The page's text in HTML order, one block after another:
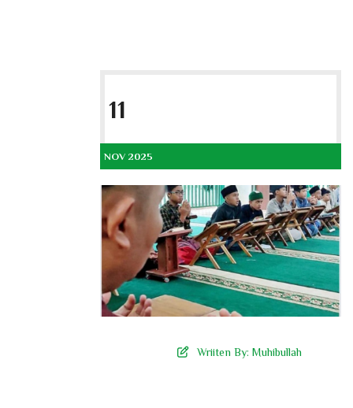
11
NOV 2025
Wriiten By: Muhibullah